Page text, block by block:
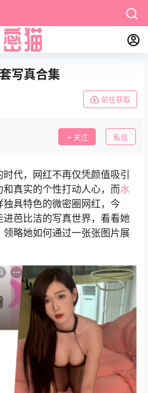
写真合集
前往获取
关注 私信
代，网红不再仅凭颜值吸引
真实的个性打动人心，而水
具特色的微密圈网红，今
芭比洁的写真世界，看看她
略她如何通过一张张图片展